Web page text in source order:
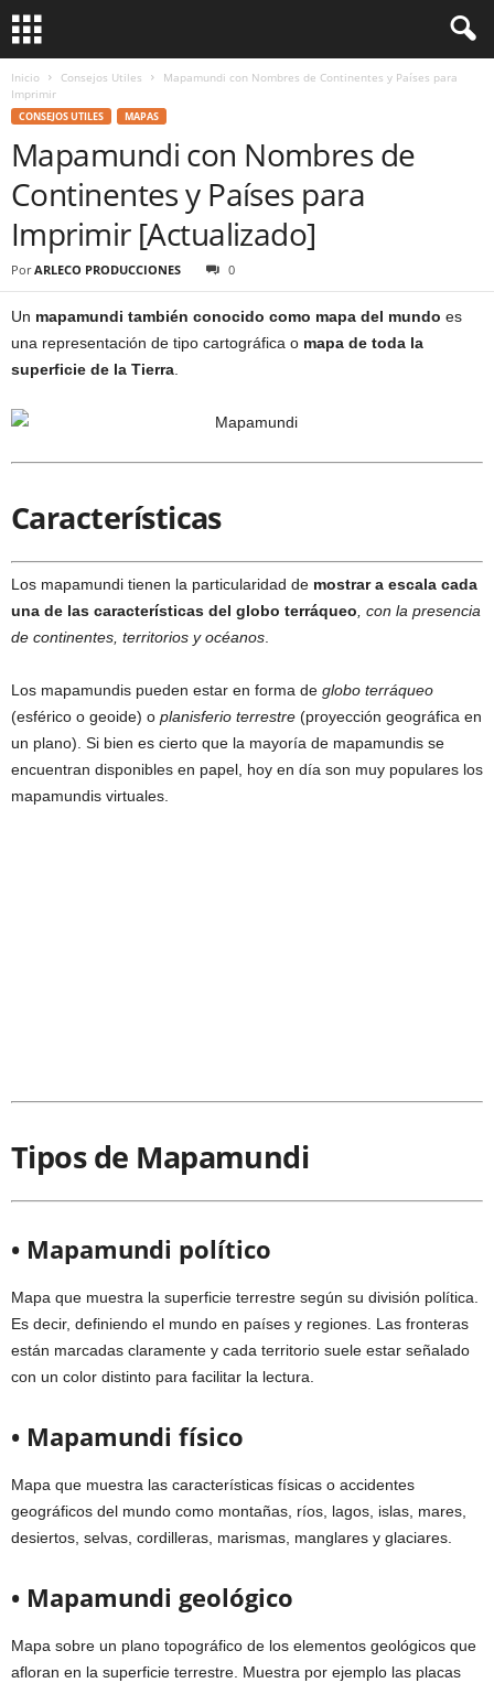
Inicio Consejos Utiles
Mapamundi con Nombres de Continentes y Países para
Imprimir
CONSEJOS UTILES MAPAS
Mapamundi con Nombres de
Continentes y Países para
Imprimir [Actualizado]
Por ARLECO PRODUCCIONES 0
Un mapamundi también conocido como mapa del mundo es
una representación de tipo cartográfica o mapa de toda la
superficie de la Tierra
Características
Los mapamundi tienen la particularidad de mostrar a escala cada
una de las características del globo terráqueo , con la presencia
de continentes, territorios y océanos
Los mapamundis pueden estar en forma de globo terráqueo
(esférico o geoide) o planisferio terrestre (proyección geográfica en
un plano). Si bien es cierto que la mayoría de mapamundis se
encuentran disponibles en papel, hoy en día son muy populares los
mapamundis virtuales.
Tipos de Mapamundi
• Mapamundi político
Mapa que muestra la superficie terrestre según su división política.
Es decir, definiendo el mundo en países y regiones. Las fronteras
están marcadas claramente y cada territorio suele estar señalado
con un color distinto para facilitar la lectura.
• Mapamundi físico
Mapa que muestra las características físicas o accidentes
geográficos del mundo como montañas, ríos, lagos, islas, mares,
desiertos, selvas, cordilleras, marismas, manglares y glaciares.
• Mapamundi geológico
Mapa sobre un plano topográfico de los elementos geológicos que
afloran en la superficie terrestre. Muestra por ejemplo las placas